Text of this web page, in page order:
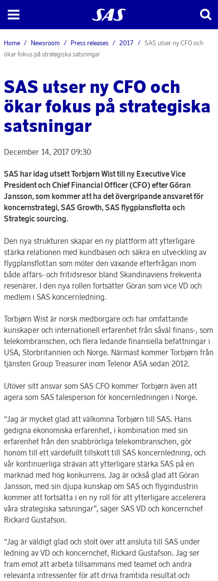
Home Newsroom Press releases 2017
SAS utser ny CFO och
ökar fokus på strategiska satsningar
SAS utser ny CFO och
ökar fokus på strategiska
satsningar
December 14, 2017 09:30
SAS har idag utsett Torbjørn Wist till ny Executive Vice
President och Chief Financial Officer (CFO) efter Göran
Jansson, som kommer att ha det övergripande ansvaret för
koncernstrategi, SAS Growth, SAS flygplansflotta och
Strategic sourcing.
Den nya strukturen skapar en ny plattform att ytterligare
stärka relationen med kundbasen och säkra en utveckling av
flygplansflottan som möter den växande efterfrågan inom
både affärs- och fritidsresor bland Skandinaviens frekventa
resenärer. I den nya rollen fortsätter Göran som vice VD och
medlem i SAS koncernledning.
Torbjørn Wist är norsk medborgare och har omfattande
kunskaper och internationell erfarenhet från såväl finans-, som
telekombranschen, och flera ledande finansiella befattningar i
USA, Storbritannien och Norge. Närmast kommer Torbjørn från
tjänsten Group Treasurer inom Telenor ASA sedan 2012.
Utöver sitt ansvar som SAS CFO kommer Torbjørn även att
agera som SAS talesperson för koncernledningen i Norge.
“Jag är mycket glad att välkomna Torbjørn till SAS. Hans
gedigna ekonomiska erfarenhet, i kombination med sin
erfarenhet från den snabbrörliga telekombranschen, gör
honom till ett värdefullt tillskott till SAS koncernledning, och
vår kontinuerliga strävan att ytterligare stärka SAS på en
marknad med hög konkurrens. Jag är också glad att Göran
Jansson, med sin djupa kunskap om SAS och flygindustrin
kommer att fortsätta i en ny roll för att ytterligare accelerera
våra strategiska satsningar”, säger SAS VD och koncernchef
Rickard Gustafson.
“Jag är väldigt glad och stolt över att ansluta till SAS under
ledning av VD och koncernchef, Rickard Gustafson. Jag ser
fram emot att arbeta tillsammans med teamet och andra
relevanta intressenter för att driva framtida resultat och